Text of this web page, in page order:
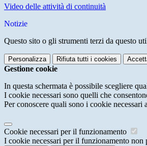
Video delle attività di continuità
Notizie
Questo sito o gli strumenti terzi da questo
Personalizza Rifiuta tutti i cookies
Gestione cookie
In questa schermata è possibile scegliere
I cookie necessari sono quelli che
Per conoscere quali sono i cookie
Cookie necessari per il funzionamento
I cookie necessari per il funzionamento